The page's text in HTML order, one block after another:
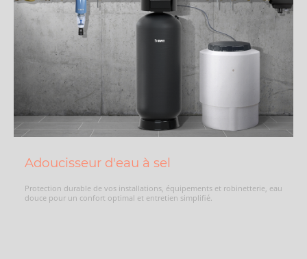
Adoucisseur d'eau à sel
Protection durable de vos installations, équipements et robinetterie, eau
douce pour un confort optimal et entretien simplifié.